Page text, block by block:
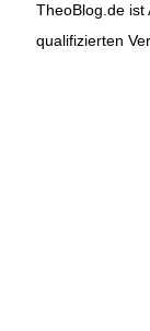
TheoBlog.de ist
qualifizierten